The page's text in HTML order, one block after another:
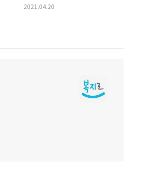
2021.04.20